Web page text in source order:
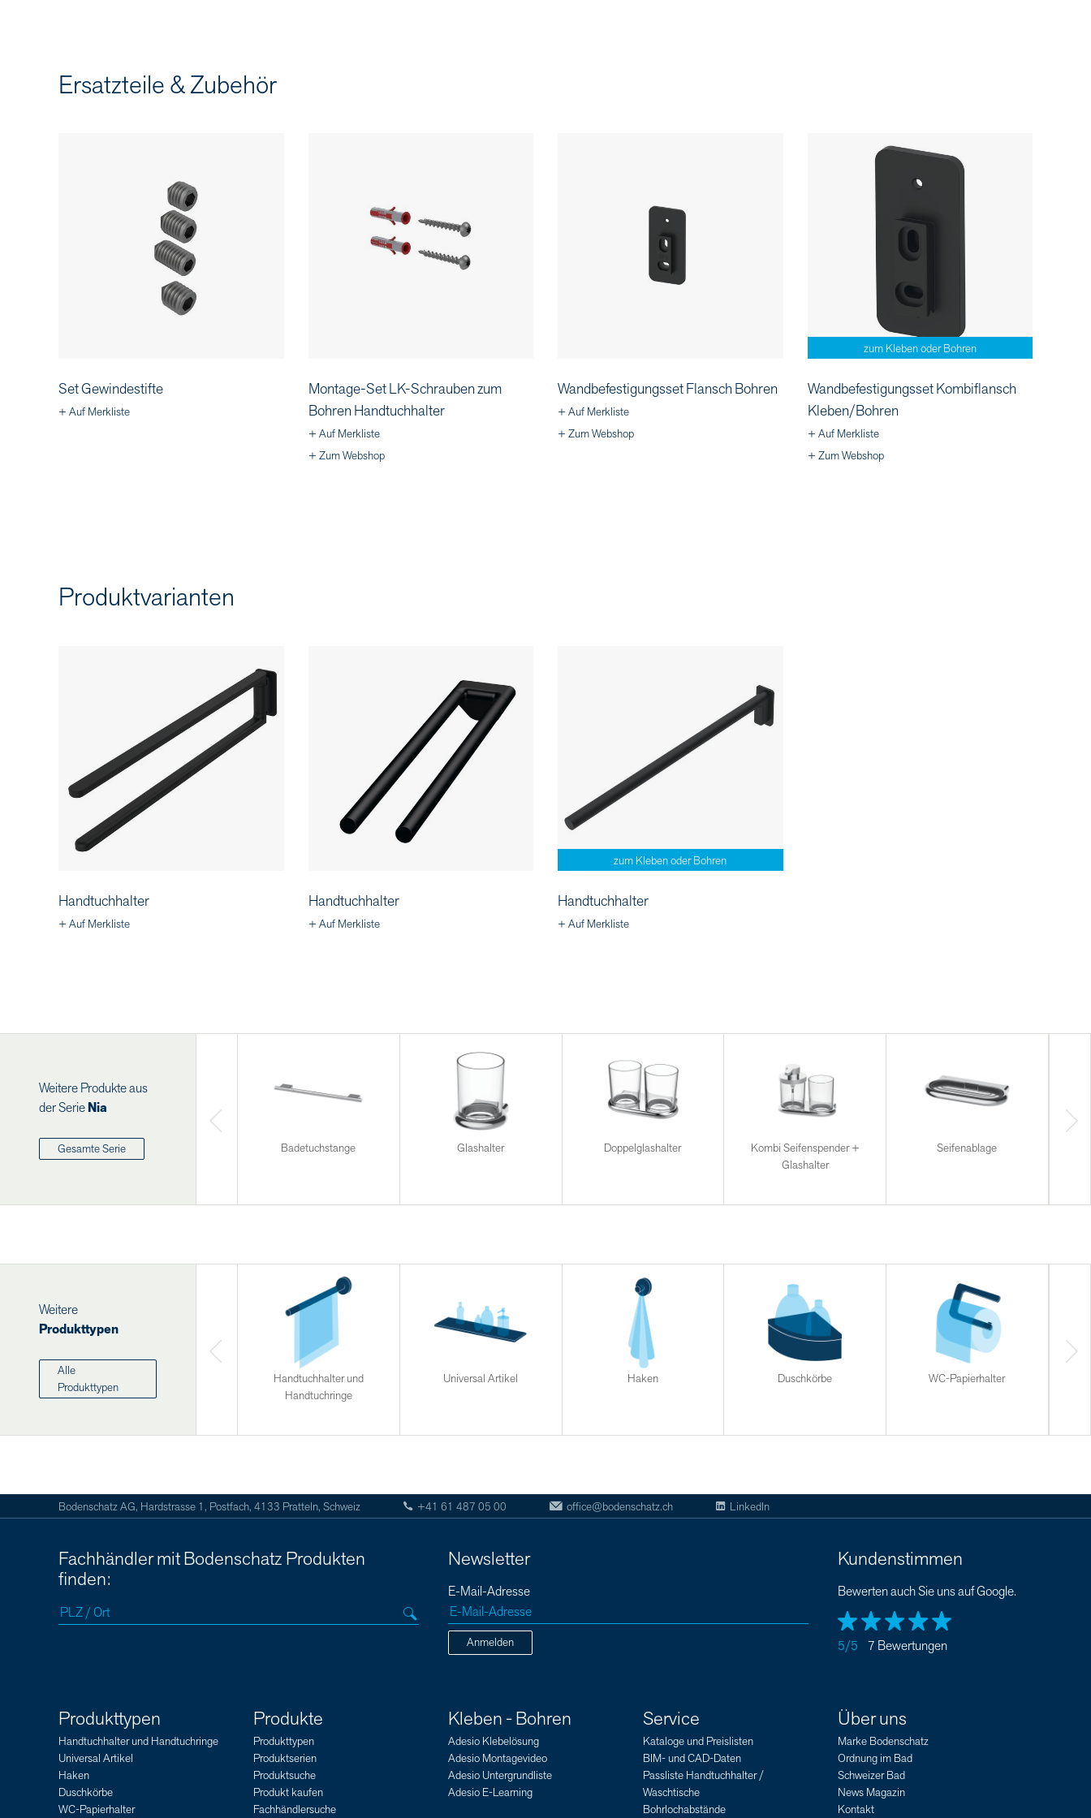
Ersatzteile & Zubehör
Set Gewindestifte
+ Auf Merkliste
Montage-Set LK-Schrauben zum
Bohren Handtuchhalter
+ Auf Merkliste
+ Zum Webshop
Wandbefestigungsset Flansch Bohren
+ Auf Merkliste
+ Zum Webshop
zum Kleben oder Bohren
Wandbefestigungsset Kombiflansch
Kleben/Bohren
+ Auf Merkliste
+ Zum Webshop
Produktvarianten
Handtuchhalter
+ Auf Merkliste
Handtuchhalter
+ Auf Merkliste
zum Kleben oder Bohren
Handtuchhalter
+ Auf Merkliste
Weitere Produkte aus
der SerieNia
Gesamte Serie Badetuchstange Glashalter Doppelglashalter
Kombi Seifenspender +
Glashalter
Seifenablage
Weitere
Produkttypen
Alle
Produkttypen
Handtuchhalter und
Handtuchringe
Universal Artikel Haken Duschkörbe WC-Papierhalter
Bodenschatz AG, Hardstrasse 1, Postfach, 4133 Pratteln, Schweiz +41 61 487 05 00 office@bodenschatz.ch LinkedIn
Fachhändler mit Bodenschatz Produkten
finden:
Newsletter
E-Mail-Adresse
Anmelden
Kundenstimmen
Bewerten auch Sie uns auf Google.
5/5 7 Bewertungen
Produkttypen
Handtuchhalter und Handtuchringe
Universal Artikel
Haken
Duschkörbe
WC-Papierhalter
Produkte
Produkttypen
Produktserien
Produktsuche
Produkt kaufen
Fachhändlersuche
Kleben - Bohren
Adesio Klebelösung
Adesio Montagevideo
Adesio Untergrundliste
Adesio E-Learning
Service
Kataloge und Preislisten
BIM- und CAD-Daten
Passliste Handtuchhalter /
Waschtische
Bohrlochabstände
Über uns
Marke Bodenschatz
Ordnung im Bad
Schweizer Bad
News Magazin
Kontakt